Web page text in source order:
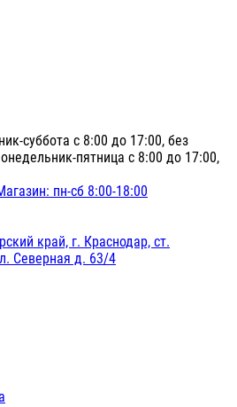
суббота с 8:00 до 17:00, без
пятница с 8:00 до 17:00,
пн-сб 8:00-18:00
край, г. Краснодар, ст.
Северная д. 63/4